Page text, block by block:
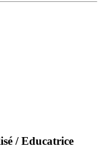
/ Educatrice